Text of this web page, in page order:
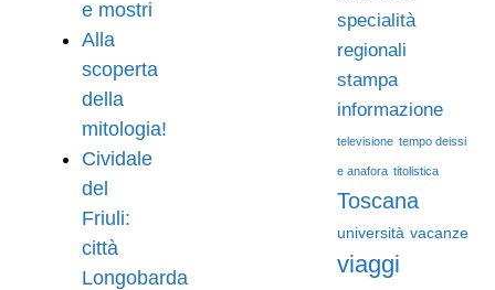
e mostri
Alla
scoperta
della
mitologia!
Cividale
del
Friuli:
città
Longobarda
specialità
regionali
stampa
informazione
televisione tempo deissi
e anafora titolistica
Toscana
università vacanze
viaggi